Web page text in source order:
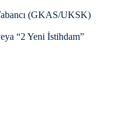
(GKAS/UKSK)
“2 Yeni İstihdam”